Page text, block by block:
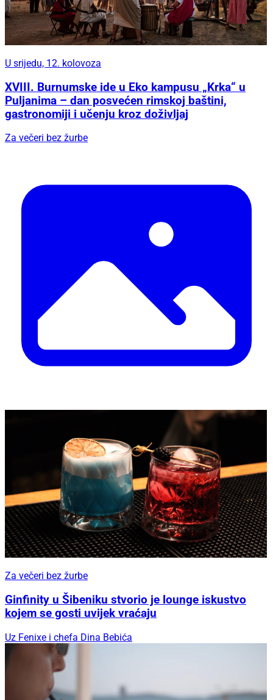
U srijedu, 12. kolovoza
XVIII. Burnumske ide u Eko kampusu „Krka“ u
Puljanima – dan posvećen rimskoj baštini,
gastronomiji i učenju kroz doživljaj
Za večeri bez žurbe
Za večeri bez žurbe
Ginfinity u Šibeniku stvorio je lounge iskustvo
kojem se gosti uvijek vraćaju
Uz Fenixe i chefa Dina Bebića